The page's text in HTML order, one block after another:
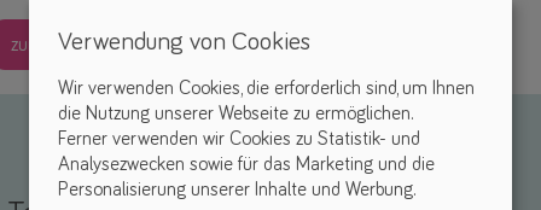
zurückVerwendung von Cookies
Wir verwenden Cookies, die erforderlich sind, um Ihnen
die Nutzung unserer Webseite zu ermöglichen.
Ferner verwenden wir Cookies zu Statistik- und
Analysezwecken sowie für das Marketing und die
Personalisierung unserer Inhalte und Werbung.